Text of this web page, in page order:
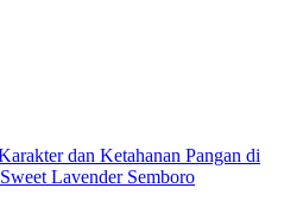
dan Ketahanan Pangan di
Lavender Semboro